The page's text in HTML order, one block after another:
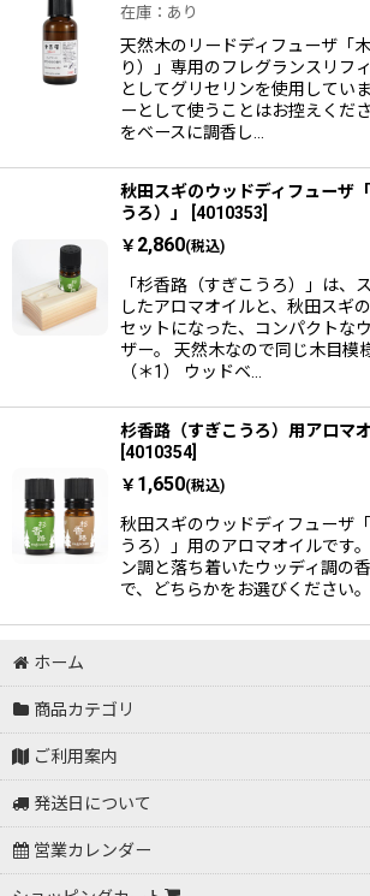
在庫：あり
天然木のリードディフューザ「
り）」専用のフレグランスリフ
としてグリセリンを使用してい
ーとして使うことはお控えくだ
をベースに調香し…
秋田スギのウッドディフューザ
うろ）」
4010353
￥ 2,860(税込)
「杉香路（すぎこうろ）」は、
したアロマオイルと、秋田スギ
セットになった、コンパクトな
ザー。 天然木なので同じ木目模
（＊1） ウッドベ…
杉香路（すぎこうろ）用アロマ
4010354]
￥ 1,650(税込)
秋田スギのウッドディフューザ
うろ）」用のアロマオイルです
ン調と落ち着いたウッディ調の
で、どちらかをお選びください。
ホーム
商品カテゴリ
ご利用案内
発送日について
営業カレンダー